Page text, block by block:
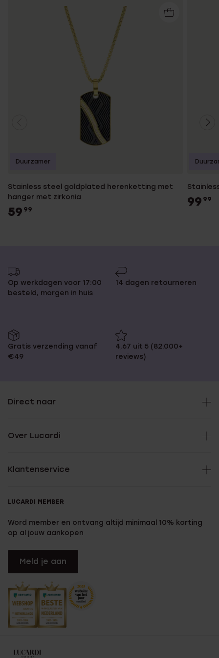
Stainless steel goldplated herenketting met
hanger met zirkonia
59 99
Duurzamer
99 99
Op werkdagen voor 17:00
besteld, morgen in huis
14 dagen retourneren
Gratis verzending vanaf
€49
4,67 uit 5 (82.000+
reviews)
Direct naar
Over Lucardi
Klantenservice
LUCARDI MEMBER
Word member en ontvang altijd minimaal 10% korting
op al jouw aankopen
Meld je aan